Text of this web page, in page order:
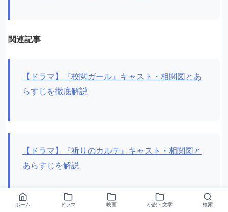
関連記事
【ドラマ】『校閲ガール』キャスト・相関図とあ
らすじを徹底解説
【ドラマ】『祈りのカルテ』キャスト・相関図と
あらすじを解説
ホーム ドラマ 映画 小説・文学 検索